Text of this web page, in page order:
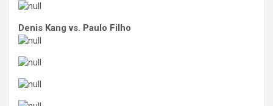
Denis Kang vs. Paulo Filho